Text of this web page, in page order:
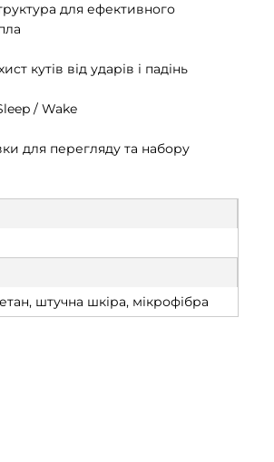
для ефективного
кутів від ударів і падінь
/ Wake
для перегляду та набору
штучна шкіра, мікрофібра